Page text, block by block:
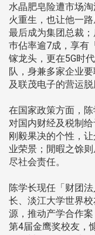
水晶肥皂险遭市场
火重生，也让他一
最后成为集团总裁
巿佔率逾7成，享有
镓龙头，更在5G时
队，身兼多家企业
及联茂电子的营运
在国家政策方面，
对国内财经及税制
刚毅果决的个性，
业荣景；閒暇之馀
尽社会责任。
陈学长现任「财团
长、淡江大学世界
源，推动产学合作
第4届金鹰奖校友，